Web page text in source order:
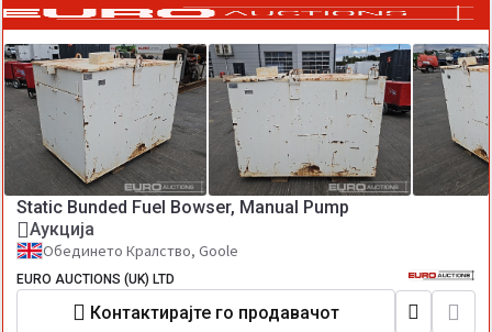
Static Bunded Fuel Bowser, Manual Pump
Аукција
Обединето Кралство, Goole
EURO AUCTIONS (UK) LTD
Контактирајте го продавачот